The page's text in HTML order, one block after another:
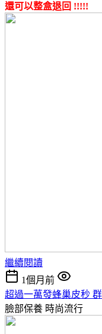
還可以整盒退回 !!!!!
繼續閱讀
1個月前
超過一萬發蜂巢皮秒
臉部保養 時尚流行